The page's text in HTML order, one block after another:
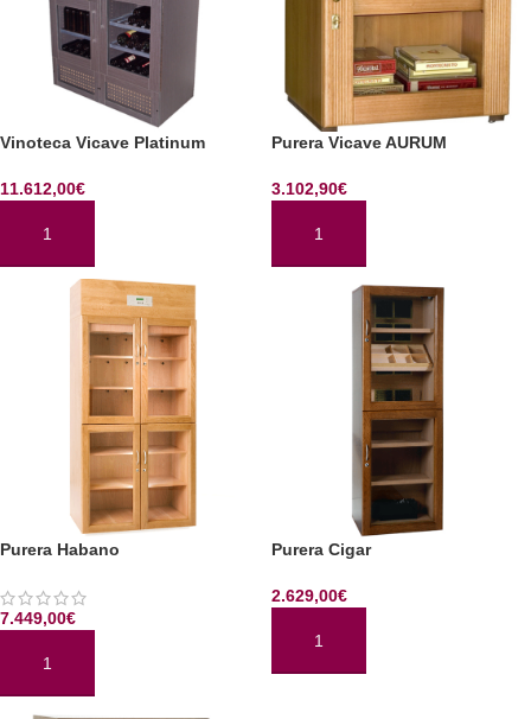
Vinoteca Vicave Platinum
11.612,00€
AÑADIR AL CARRITO
Purera Vicave AURUM
3.102,90€
AÑADIR AL CARRITO
Purera Habano
7.449,00€
AÑADIR AL CARRITO
Purera Cigar
2.629,00€
AÑADIR AL CARRITO